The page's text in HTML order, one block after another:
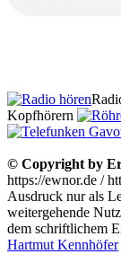
Kopfhörern
© Copyright by
https://ewnor.de /
Ausdruck nur als
weitergehende
dem schriftlichem
Hartmut Kennhöfer